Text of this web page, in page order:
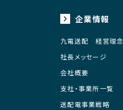
企業情報
九電送配 経営理念
社長メッセージ
会社概要
支社・事業所一覧
送配電事業戦略